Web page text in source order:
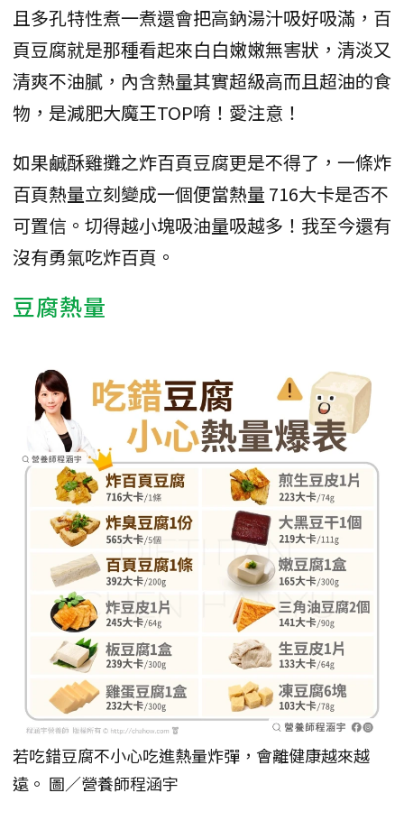
且多孔特性煮一煮還會把高鈉湯汁吸好吸滿，百
頁豆腐就是那種看起來白白嫩嫩無害狀，清淡又
清爽不油膩，內含熱量其實超級高而且超油的食
物，是減肥大魔王TOP唷！愛注意！
如果鹹酥雞攤之炸百頁豆腐更是不得了，一條炸
百頁熱量立刻變成一個便當熱量 716大卡是否不
可置信。切得越小塊吸油量吸越多！我至今還有
沒有勇氣吃炸百頁。
豆腐熱量
若吃錯豆腐不小心吃進熱量炸彈，會離健康越來越
遠。 圖／營養師程涵宇